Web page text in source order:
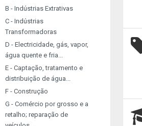
B - Indústrias Extrativas
C - Indústrias
Transformadoras
D - Electricidade, gás, vapor,
água quente e fria...
E - Captação, tratamento e
distribuição de água...
F - Construção
G - Comércio por grosso e a
retalho; reparação de